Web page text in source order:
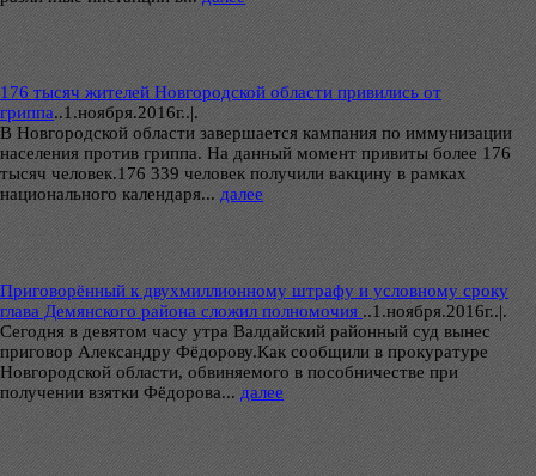
176 тысяч жителей Новгородской области привились от
гриппа..1.ноября.2016г..|.
В Новгородской области завершается кампания по иммунизации
населения против гриппа. На данный момент привиты более 176
тысяч человек.176 339 человек получили вакцину в рамках
национального календаря... далее
Приговорённый к двухмиллионному штрафу и условному сроку
глава Демянского района сложил полномочия ..1.ноября.2016г..|.
Сегодня в девятом часу утра Валдайский районный суд вынес
приговор Александру Фёдорову.Как сообщили в прокуратуре
Новгородской области, обвиняемого в пособничестве при
получении взятки Фёдорова... далее